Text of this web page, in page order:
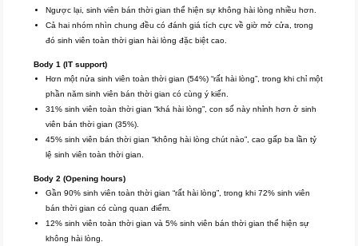
Ngược lại, sinh viên bán thời gian thể hiện sự không hài lòng nhiều hơn.
Cả hai nhóm nhìn chung đều có đánh giá tích cực về giờ mở cửa, trong
đó sinh viên toàn thời gian hài lòng đặc biệt cao.
Body 1 (IT support)
Hơn một nửa sinh viên toàn thời gian (54%) “rất hài lòng”, trong khi chỉ một
phần năm sinh viên bán thời gian có cùng ý kiến.
31% sinh viên toàn thời gian “khá hài lòng”, con số này nhỉnh hơn ở sinh
viên bán thời gian (35%).
45% sinh viên bán thời gian “không hài lòng chút nào”, cao gấp ba lần tỷ
lệ sinh viên toàn thời gian.
Body 2 (Opening hours)
Gần 90% sinh viên toàn thời gian “rất hài lòng”, trong khi 72% sinh viên
bán thời gian có cùng quan điểm.
12% sinh viên toàn thời gian và 5% sinh viên bán thời gian thể hiện sự
không hài lòng.